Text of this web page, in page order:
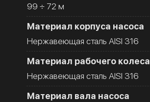
99 ÷ 72 м
Материал корпуса насоса
Нержавеющая сталь AISI 316
Материал рабочего колеса
Нержавеющая сталь AISI 316
Материал вала насоса